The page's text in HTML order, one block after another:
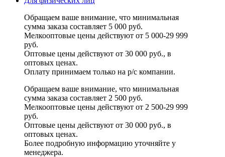
Обращаем ваше внимание, что минимальная
сумма заказа составляет 5 000 руб.
Мелкооптовые цены действуют от 5 000-29 999
руб.
Оптовые цены действуют от 30 000 руб., в
оптовых ценах.
Оплату принимаем только на р/с компании.
Обращаем ваше внимание, что минимальная
сумма заказа составляет 2 500 руб.
Мелкооптовые цены действуют от 2 500-29 999
руб.
Оптовые цены действуют от 30 000 руб., в
оптовых ценах.
Более подробную информацию уточняйте у
менеджера.